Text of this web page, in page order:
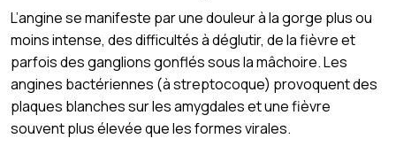
L’angine se manifeste par une douleur à la gorge plus ou
moins intense, des difficultés à déglutir, de la fièvre et
parfois des ganglions gonflés sous la mâchoire. Les
angines bactériennes (à streptocoque) provoquent des
plaques blanches sur les amygdales et une fièvre
souvent plus élevée que les formes virales.